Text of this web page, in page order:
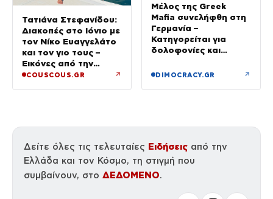
Τατιάνα Στεφανίδου:
Διακοπές στο Ιόνιο με
τον Νίκο Ευαγγελάτο
και τον γιο τους –
Εικόνες από την
Κεφαλονιά
COUSCOUS.GR ↗
Μέλος της Greek
Mafia συνελήφθη στη
Γερμανία –
Κατηγορείται για
δολοφονίες και
DIMOCRACY.GR ↗
Δείτε όλες τις τελευταίες Ειδήσεις από την
Ελλάδα και τον Κόσμο, τη στιγμή που
συμβαίνουν, στο ΔΕΔΟΜΕΝΟ.